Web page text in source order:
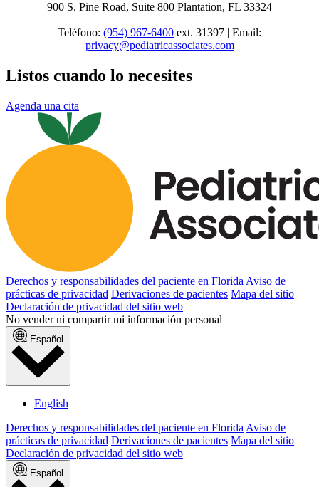
900 S. Pine Road, Suite 800 Plantation, FL 33324
Teléfono: (954) 967-6400 ext. 31397 | Email:
privacy@pediatricassociates.com
Listos cuando lo necesites
Agenda una cita
Derechos y responsabilidades del paciente en Florida Aviso de
prácticas de privacidad Derivaciones de pacientes Mapa del sitio
Declaración de privacidad del sitio web
No vender ni compartir mi información personal
Español
English
Derechos y responsabilidades del paciente en Florida Aviso de
prácticas de privacidad Derivaciones de pacientes Mapa del sitio
Declaración de privacidad del sitio web
Español